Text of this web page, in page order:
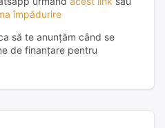
împădurire
să te anunțăm când se
de finanțare pentru